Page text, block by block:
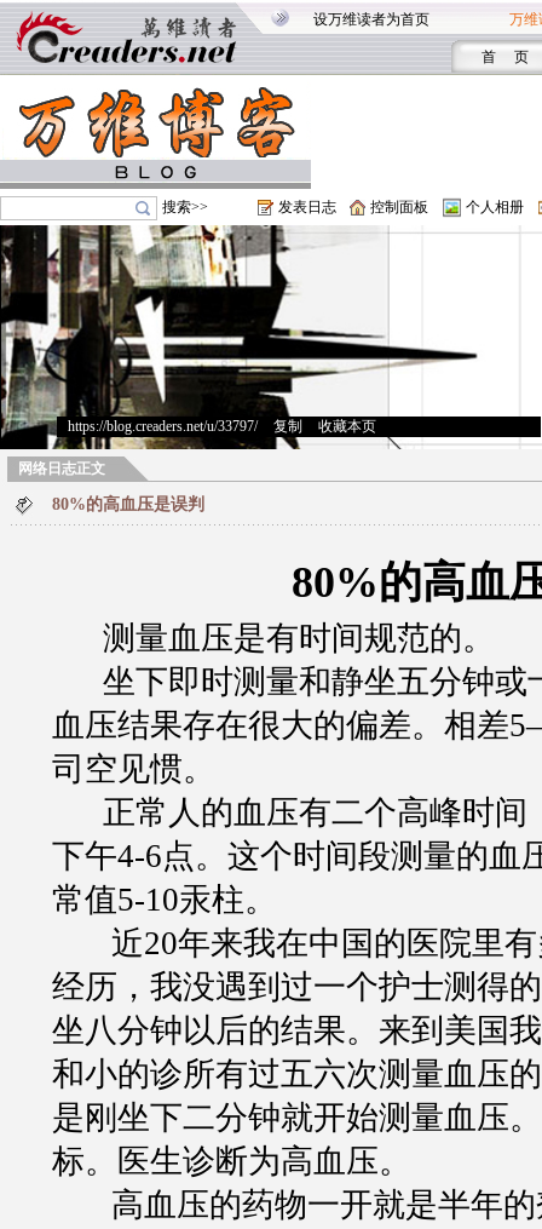
设万维读者为首页 万维
首 页
搜索>> 发表日志 控制面板 个人相册
https://blog.creaders.net/u/33797/> 复制 收藏本页
网络日志正文
80%的高血压是误判
80%的高血
测量血压是有时间规范的。
坐下即时测量和静坐五分钟或
血压结果存在很大的偏差。相差
司空见惯。
正常人的血压有二个高峰时间
下午4-6点。这个时间段测量的血
常值5-10汞柱。
近20年来我在中国的医院里
经历，我没遇到过一个护士测得
坐八分钟以后的结果。来到美国
和小的诊所有过五六次测量血压
是刚坐下二分钟就开始测量血压
标。医生诊断为高血压。
高血压的药物一开就是半年